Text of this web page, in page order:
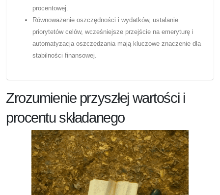
procentowej.
Równoważenie oszczędności i wydatków, ustalanie
priorytetów celów, wcześniejsze przejście na emeryturę i
automatyzacja oszczędzania mają kluczowe znaczenie dla
stabilności finansowej.
Zrozumienie przyszłej wartości i
procentu składanego